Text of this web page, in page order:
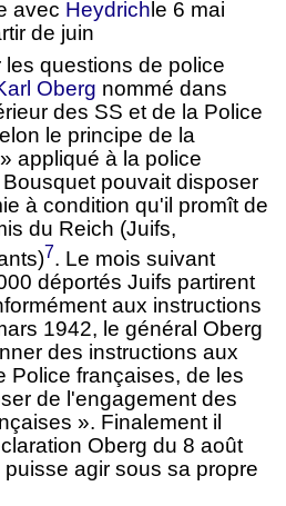
avec Heydrichle 6 mai
de juin
questions de police
Oberg nommé dans
des SS et de la Police
le principe de la
appliqué à la police
pouvait disposer
à condition qu'il promît de
du Reich (Juifs,
7. Le mois suivant
déportés Juifs partirent
aux instructions
1942, le général Oberg
des instructions aux
Police françaises, de les
de l'engagement des
». Finalement il
Oberg du 8 août
agir sous sa propre